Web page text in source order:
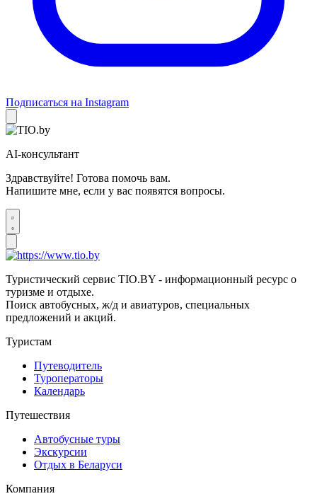
Подписаться на Instagram
AI-консультант
Здравствуйте! Готова помочь вам.
Напишите мне, если у вас появятся вопросы.
Туристический сервис TIO.BY - информационный ресурс о
туризме и отдыхе.
Поиск автобусных, ж/д и авиатуров, специальных
предложений и акций.
Туристам
Путеводитель
Туроператоры
Календарь
Путешествия
Автобусные туры
Экскурсии
Отдых в Беларуси
Компания